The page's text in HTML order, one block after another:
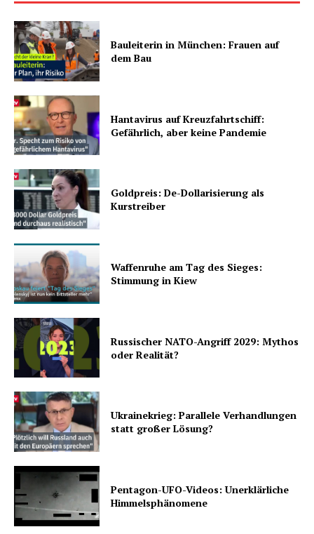
Bauleiterin in München: Frauen auf
dem Bau
Hantavirus auf Kreuzfahrtschiff:
Gefährlich, aber keine Pandemie
Goldpreis: De-Dollarisierung als
Kurstreiber
Waffenruhe am Tag des Sieges:
Stimmung in Kiew
Russischer NATO-Angriff 2029: Mythos
oder Realität?
Ukrainekrieg: Parallele Verhandlungen
statt großer Lösung?
Pentagon-UFO-Videos: Unerklärliche
Himmelsphänomene